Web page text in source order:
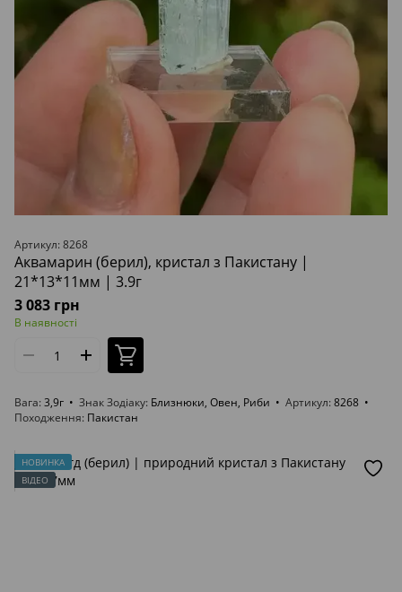
Артикул: 8268
Аквамарин (берил), кристал з Пакистану |
21*13*11мм | 3.9г
3 083 грн
В наявності
Вага 3,9г Знак Зодіаку Близнюки, Овен, Риби Артикул 8268
Походження Пакистан
НОВИНКА
ВІДЕО